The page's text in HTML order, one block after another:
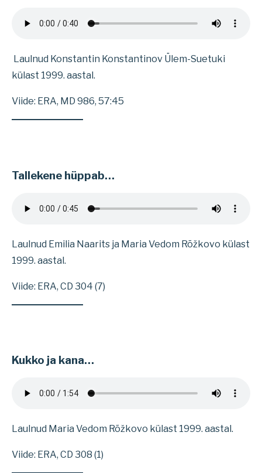
Laulnud Konstantin Konstantinov Ülem-Suetuki
külast 1999. aastal.
Viide: ERA, MD 986, 57:45
Tallekene hüppab…
Laulnud Emilia Naarits ja Maria Vedom Rõžkovo külast
1999. aastal.
Viide: ERA, CD 304 (7)
Kukko ja kana…
Laulnud Maria Vedom Rõžkovo külast 1999. aastal.
Viide: ERA, CD 308 (1)